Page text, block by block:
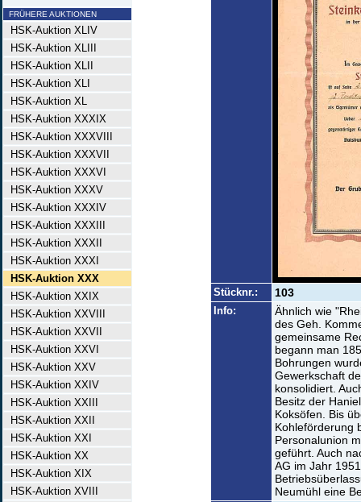
FRÜHERE AUKTIONEN
HSK-Auktion XLIV
HSK-Auktion XLIII
HSK-Auktion XLII
HSK-Auktion XLI
HSK-Auktion XL
HSK-Auktion XXXIX
HSK-Auktion XXXVIII
HSK-Auktion XXXVII
HSK-Auktion XXXVI
HSK-Auktion XXXV
HSK-Auktion XXXIV
HSK-Auktion XXXIII
HSK-Auktion XXXII
HSK-Auktion XXXI
HSK-Auktion XXX
HSK-Auktion XXIX
HSK-Auktion XXVIII
HSK-Auktion XXVII
HSK-Auktion XXVI
HSK-Auktion XXV
HSK-Auktion XXIV
HSK-Auktion XXIII
HSK-Auktion XXII
HSK-Auktion XXI
HSK-Auktion XX
HSK-Auktion XIX
HSK-Auktion XVIII
Stücknr.: 103
Info:
Ähnlich wie
des Geh.
gemeinsame
begann man
Bohrungen
Gewerkschaft
konsolidiert.
Besitz der
Koksöfen. Bis
Kohleförderung
Personalunion
geführt. Auch
AG im Jahr
Neumühl eine